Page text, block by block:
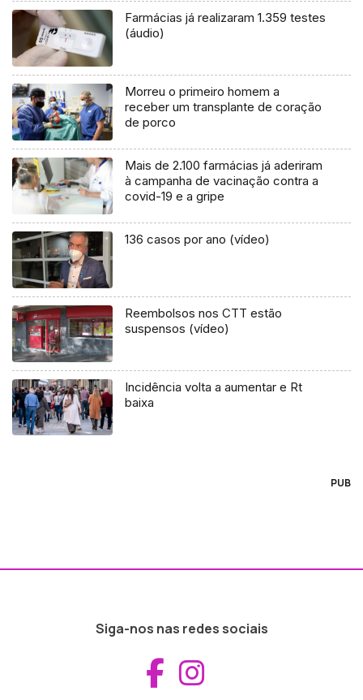
Farmácias já realizaram 1.359 testes
(áudio)
Morreu o primeiro homem a
receber um transplante de coração
de porco
Mais de 2.100 farmácias já aderiram
à campanha de vacinação contra a
covid-19 e a gripe
136 casos por ano (vídeo)
Reembolsos nos CTT estão
suspensos (vídeo)
Incidência volta a aumentar e Rt
baixa
PUB
Siga-nos nas redes sociais
Aceder ao